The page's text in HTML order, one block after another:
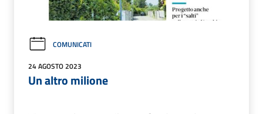
COMUNICATI
24 AGOSTO 2023
Un altro milione